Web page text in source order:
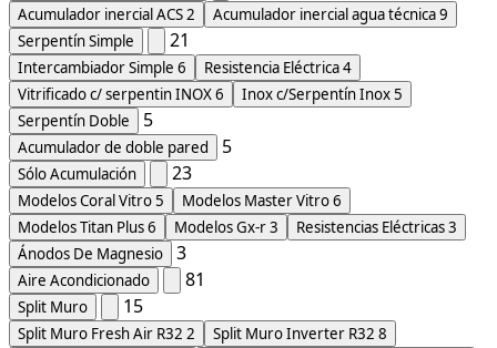
Acumulador inercial ACS2 Acumulador inercial agua técnica9
Serpentín Simple
21
Intercambiador Simple 6 Resistencia Eléctrica4
Vitrificado c/ serpentin INOX6 Inox c/Serpentín Inox5
Serpentín Doble
5
Acumulador de doble pared 5
Sólo Acumulación 23
Modelos Coral Vitro5 Modelos Master Vitro6
Modelos Titan Plus6 Modelos Gx-r3 Resistencias Eléctricas3
Ánodos De Magnesio
3
Aire Acondicionado 81
Split Muro 15
Split Muro Fresh Air R32 2 Split Muro Inverter R32 8